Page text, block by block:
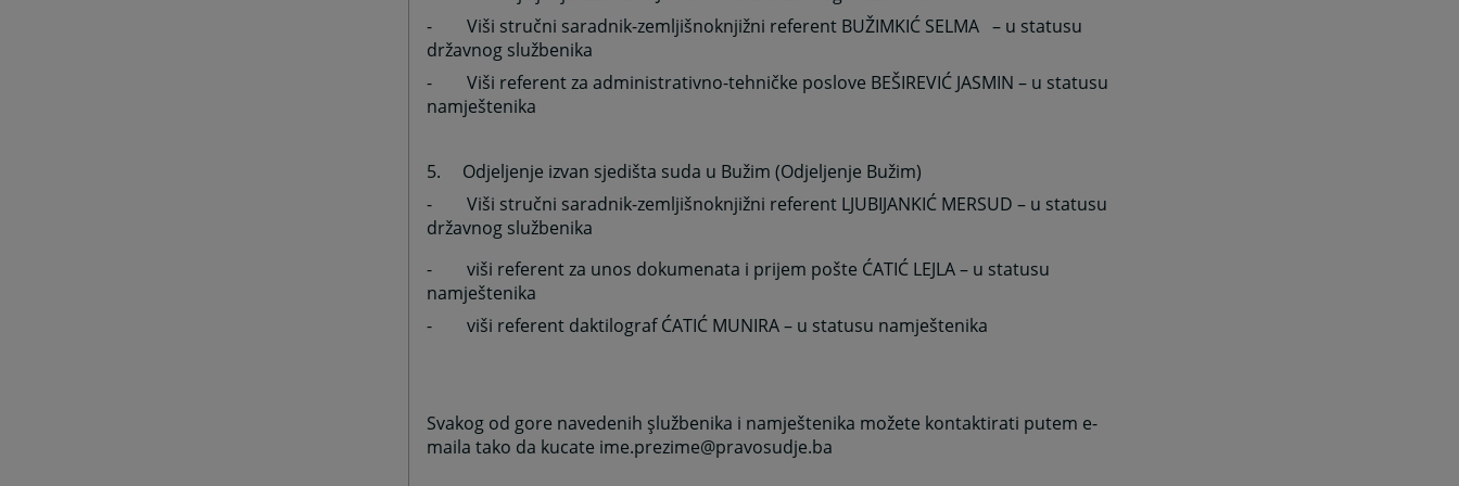
-
Viši stručni saradnik-zemljišnoknjižni referent BUŽIMKIĆ SELMA – u statusu
državnog službenika
-
Viši referent za administrativno-tehničke poslove BEŠIREVIĆ JASMIN – u statusu
namještenika
5.
Odjeljenje izvan sjedišta suda u Bužim (Odjeljenje Bužim)
-
Viši stručni saradnik-zemljišnoknjižni referent LJUBIJANKIĆ MERSUD – u statusu
državnog službenika
-
viši referent za unos dokumenata i prijem pošte ĆATIĆ LEJLA – u statusu
namještenika
-
viši referent daktilograf ĆATIĆ MUNIRA – u statusu namještenika
Svakog od gore navedenih şlužbenika i namještenika možete kontaktirati putem e-
maila tako da kucate ime.prezime@pravosudje.ba